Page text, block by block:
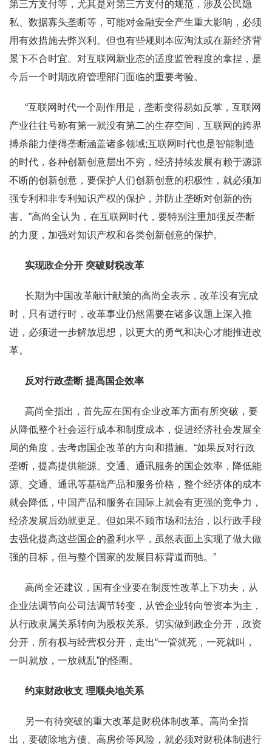
第三方支付等，尤其是对第三方支付的规范，涉及公民隐
私、数据寡头垄断等，可能对金融安全产生重大影响，必须
用有效措施去弊兴利。但也有些规则本应淘汰或在新经济背
景下不合时宜。对互联网新业态的适度监管程度的拿捏，是
今后一个时期政府管理部门面临的重要考验。
“互联网时代一个副作用是，垄断变得易如反掌，互联网
产业往往号称有第一就没有第二的生存空间，互联网的跨界
搏杀能力使得垄断涵盖诸多领域;互联网时代也是智能制造
的时代，各种创新创意层出不穷，经济持续发展有赖于源源
不断的创新创意，要保护人们创新创意的积极性，就必须加
强专利和非专利知识产权的保护，并防止垄断对创新的伤
害。”高尚全认为，在互联网时代，要特别注重加强反垄断
的力度，加强对知识产权和各类创新创意的保护。
实现政企分开 突破财税改革
长期为中国改革献计献策的高尚全表示，改革没有完成
时，只有进行时，改革事业仍然需要在诸多议题上深入推
进，必须进一步解放思想，以更大的勇气和决心才能推进改
革。
反对行政垄断 提高国企效率
高尚全指出，首先应在国有企业改革方面有所突破，要
从降低整个社会运行成本和制度成本，促进经济社会发展全
局的角度，去考虑国企改革的方向和措施。“如果反对行政
垄断，提高提供能源、交通、通讯服务的国企效率，降低能
源、交通、通讯等基础产品和服务价格，整个经济体的成本
就会降低，中国产品和服务在国际上就会有更强的竞争力，
经济发展后劲就更足。但如果不顾市场和法治，以行政手段
去强化提高这些国企的盈利水平，虽然表面上实现了做大做
强的目标，但与整个国家的发展目标背道而驰。”
高尚全还建议，国有企业要在制度性改革上下功夫，从
企业法调节向公司法调节转变，从管企业转向管资本为主，
从行政隶属关系转向为股权关系。切实做到政企分开，政资
分开，所有权与经营权分开，走出“一管就死，一死就叫，
一叫就放，一放就乱”的怪圈。
约束财政收支 理顺央地关系
另一有待突破的重大改革是财税体制改革。高尚全指
出，要破除地方债、高房价等风险，就必须对财税体制进行